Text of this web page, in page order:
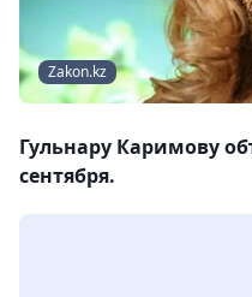
Zakon.kz
Гульнару Каримову
сентября.